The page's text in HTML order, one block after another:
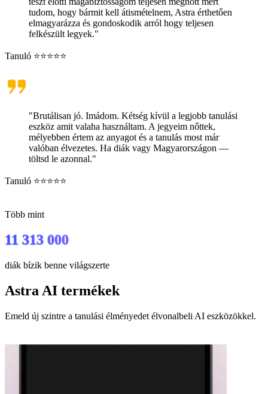
tudom, hogy bármit kell átismételnem, Astra érthetően
elmagyarázza és gondoskodik arról hogy teljesen
felkészült legyek."
Tanuló ⭐⭐⭐⭐⭐
"Brutálisan jó. Imádom. Kétség kívül a legjobb tanulási
eszköz amit valaha használtam. A jegyeim nőttek,
mélyebben értem az anyagot és a tanulás most már
valóban élvezetes. Ha diák vagy Magyarországon —
töltsd le azonnal."
Tanuló ⭐⭐⭐⭐⭐
Több mint
11 313 000
diák bízik benne világszerte
Astra AI termékek
Emeld új szintre a tanulási élményedet élvonalbeli AI eszközökkel.